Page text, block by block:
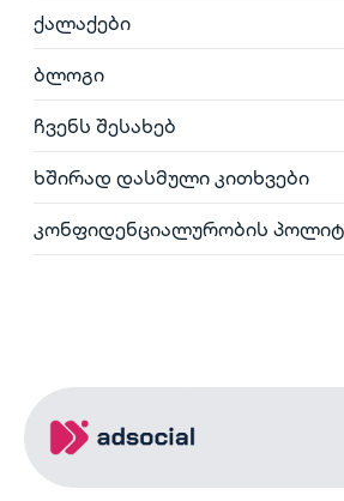
ქალაქები
ბლოგი
ჩვენს შესახებ
ხშირად დასმული კითხვები
კონფიდენციალურობის